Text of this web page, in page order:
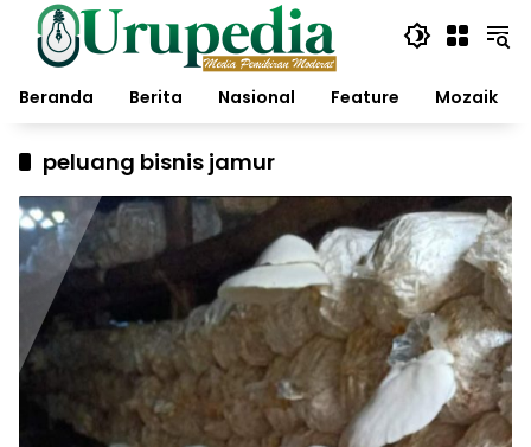
Langsung
konten
Beranda
Berita Nasional Feature Mozaik
peluang bisnis jamur